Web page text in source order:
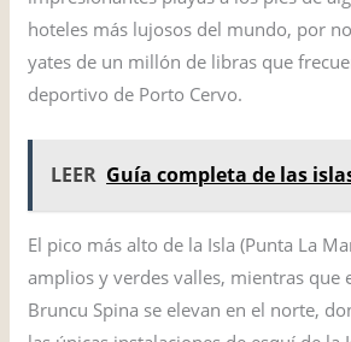
hoteles más lujosos del mundo, por
yates de un millón de libras que
deportivo de Porto Cervo.
LEER Guía completa de las
El pico más alto de la Isla (Punta La
amplios y verdes valles, mientras que
Bruncu Spina se elevan en el norte,